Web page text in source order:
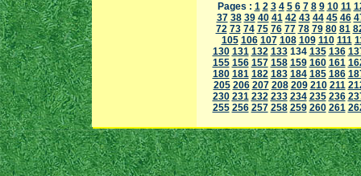
Pages : 1 2 3 4 5 6 7 8 9 10 11
37 38 39 40 41 42 43 44 45 46
72 73 74 75 76 77 78 79 80 81
105 106 107 108 109 110 111
130 131 132 133134 135 136
155 156 157 158 159 160 161
180 181 182 183 184 185 186
205 206 207 208 209 210 211
230 231 232 233 234 235 236
255 256 257 258 259 260 261